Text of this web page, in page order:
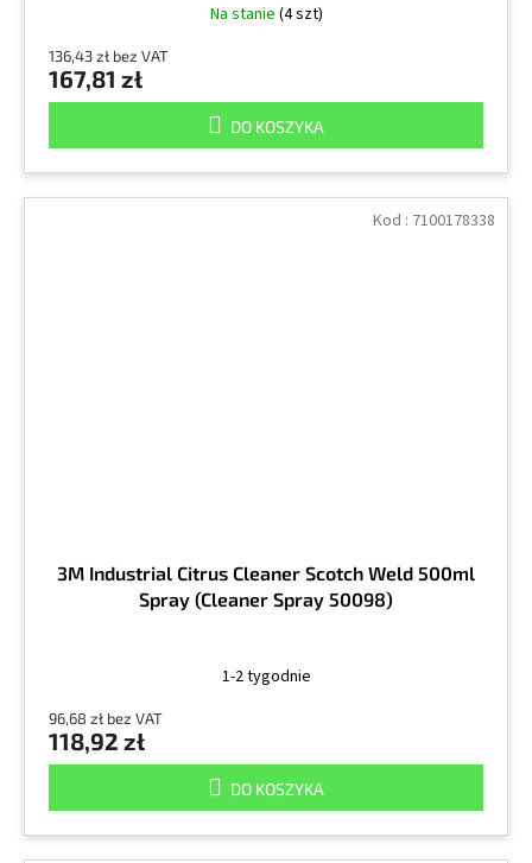
Na stanie (4 szt)
136,43 zł bez VAT
167,81 zł
DO KOSZYKA
3M Industrial Citrus Cleaner Scotch Weld 500ml
Spray (Cleaner Spray 50098)
1-2 tygodnie
96,68 zł bez VAT
118,92 zł
DO KOSZYKA
Kod : 7100178338